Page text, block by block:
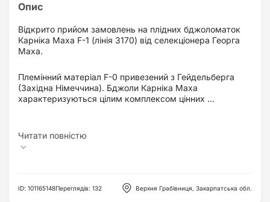
Відкрито прийом замовлень на плідних бджоломаток
Карніка Маха F-1 (лінія 3170) від селекціонера Георга
Маха.
Племінний матеріал F-0 привезений з Гейдельберга
(Західна Німеччина). Бджоли Карніка Маха
характеризуються цілим комплексом цінних ...
ID: 101165148Переглядів: 132 Верхня Грабівниця, Закарпатська обл.